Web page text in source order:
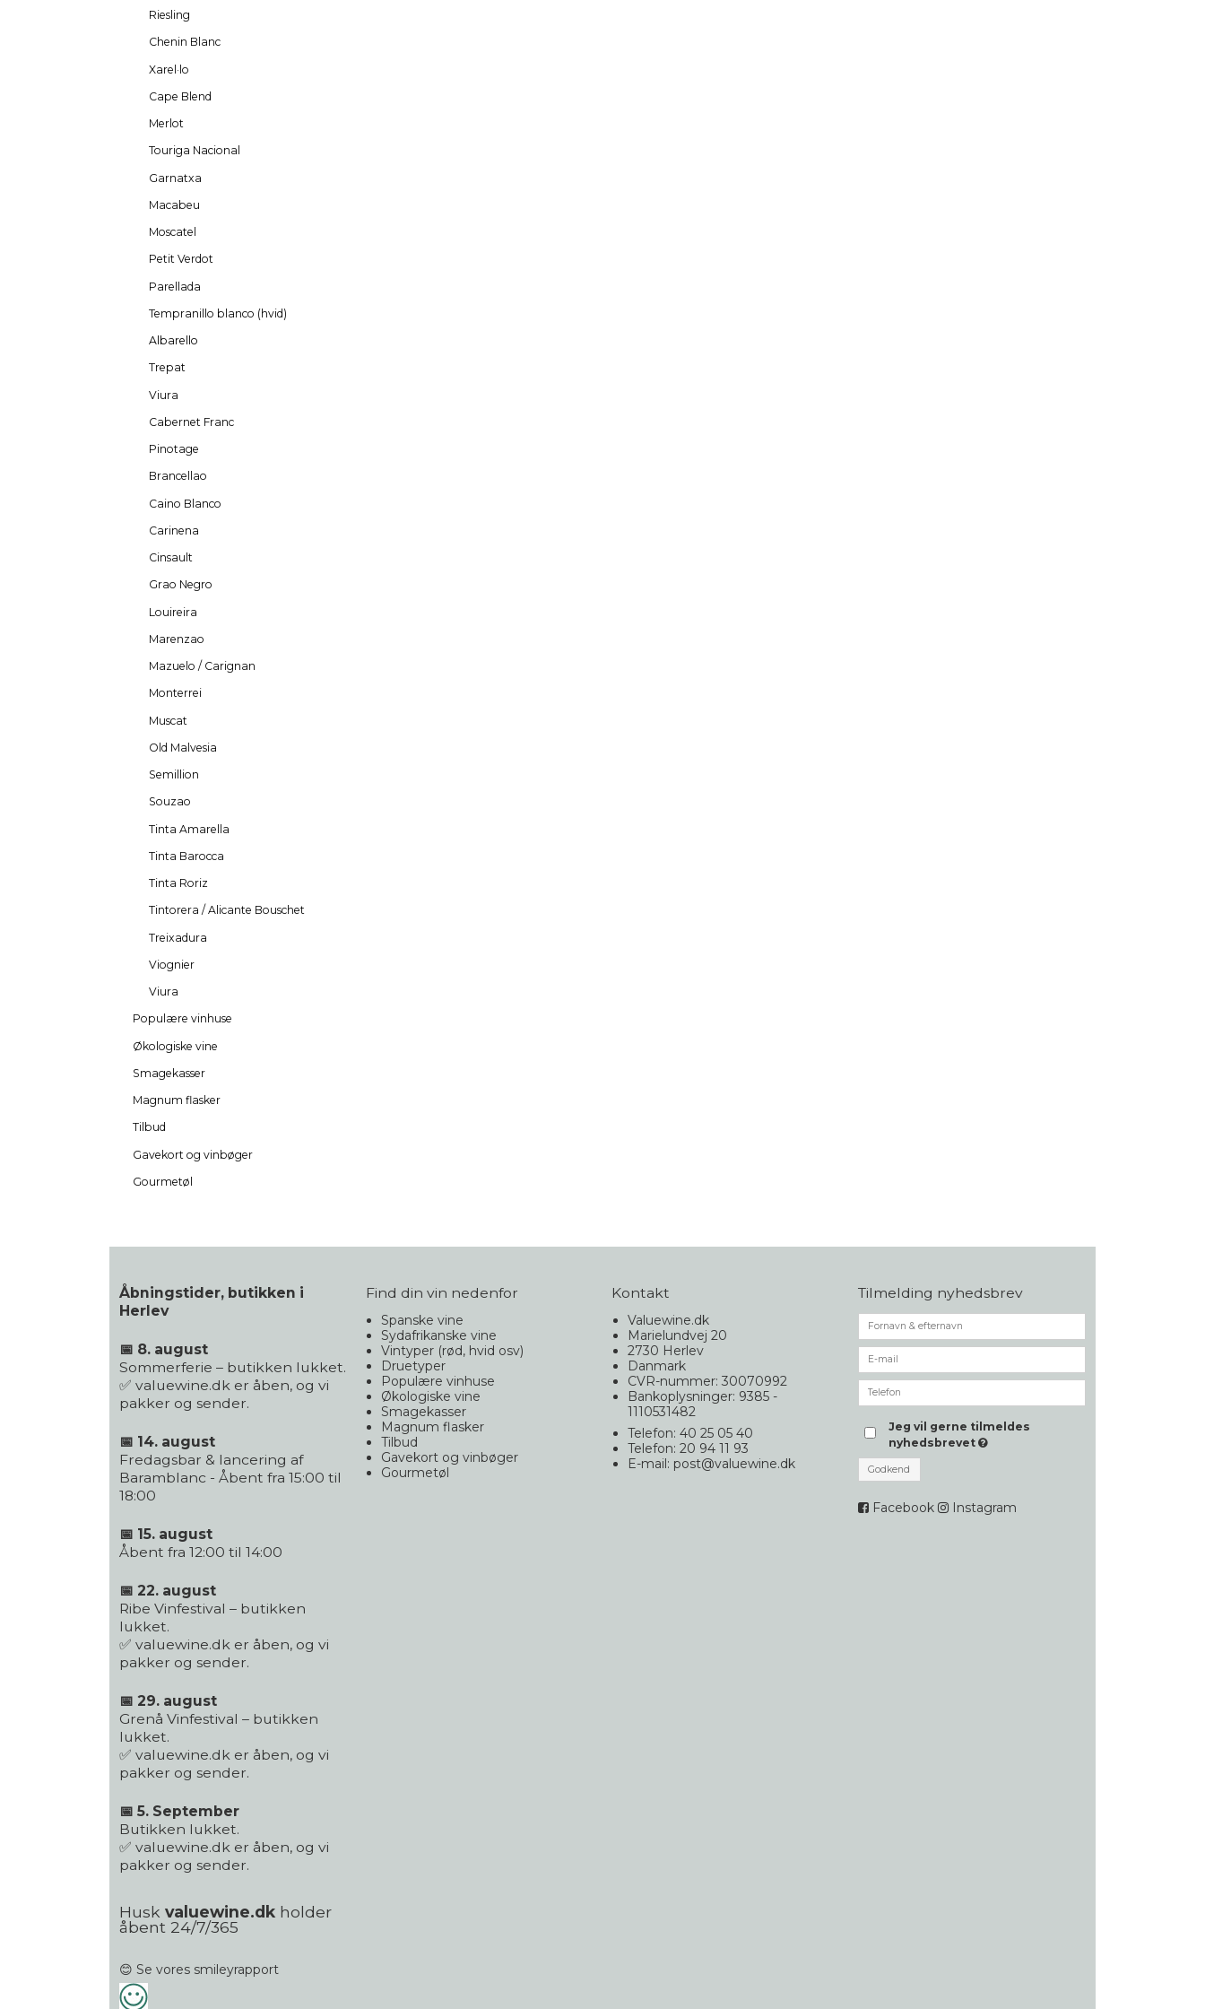
Riesling
Chenin Blanc
Xarel·lo
Cape Blend
Merlot
Touriga Nacional
Garnatxa
Macabeu
Moscatel
Petit Verdot
Parellada
Tempranillo blanco (hvid)
Albarello
Trepat
Viura
Cabernet Franc
Pinotage
Brancellao
Caino Blanco
Carinena
Cinsault
Grao Negro
Louireira
Marenzao
Mazuelo / Carignan
Monterrei
Muscat
Old Malvesia
Semillion
Souzao
Tinta Amarella
Tinta Barocca
Tinta Roriz
Tintorera / Alicante Bouschet
Treixadura
Viognier
Viura
Populære vinhuse
Økologiske vine
Smagekasser
Magnum flasker
Tilbud
Gavekort og vinbøger
Gourmetøl
Åbningstider, butikken i
Herlev
📅 8. august
Sommerferie – butikken lukket.
✅ valuewine.dk er åben, og vi
pakker og sender.
📅 14. august
Fredagsbar & lancering af
Baramblanc - Åbent fra 15:00 til
18:00
📅 15. august
Åbent fra 12:00 til 14:00
📅 22. august
Ribe Vinfestival – butikken
lukket.
✅ valuewine.dk er åben, og vi
pakker og sender.
📅 29. august
Grenå Vinfestival – butikken
lukket.
✅ valuewine.dk er åben, og vi
pakker og sender.
📅 5. September
Butikken lukket.
✅ valuewine.dk er åben, og vi
pakker og sender.
Husk valuewine.dk holder
åbent 24/7/365
😊 Se vores smileyrapport
Find din vin nedenfor
Spanske vine
Sydafrikanske vine
Vintyper (rød, hvid osv)
Druetyper
Populære vinhuse
Økologiske vine
Smagekasser
Magnum flasker
Tilbud
Gavekort og vinbøger
Gourmetøl
Kontakt
Valuewine.dk
Marielundvej 20
2730 Herlev
Danmark
CVR-nummer: 30070992
Bankoplysninger: 9385 -
1110531482
Telefon: 40 25 05 40
Telefon: 20 94 11 93
E-mail: post@valuewine.dk
Tilmelding nyhedsbrev
Jeg vil gerne tilmeldes
nyhedsbrevet
Godkend
Facebook Instagram